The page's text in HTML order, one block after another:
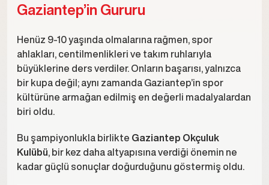
Gaziantep’in Gururu
Henüz 9-10 yaşında olmalarına rağmen, spor
ahlakları, centilmenlikleri ve takım ruhlarıyla
büyüklerine ders verdiler. Onların başarısı, yalnızca
bir kupa değil; aynı zamanda Gaziantep’in spor
kültürüne armağan edilmiş en değerli madalyalardan
biri oldu.
Bu şampiyonlukla birlikte Gaziantep Okçuluk
Kulübü , bir kez daha altyapısına verdiği önemin ne
kadar güçlü sonuçlar doğurduğunu göstermiş oldu.